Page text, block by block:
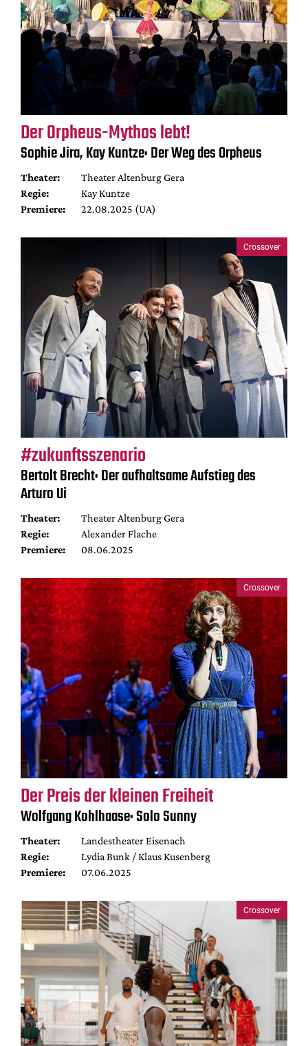
Der Orpheus-Mythos lebt!
Sophie Jira, Kay Kuntze: Der Weg des Orpheus
Theater:
Theater Altenburg Gera
Regie:
Kay Kuntze
Premiere:
22.08.2025 (UA)
Crossover
#zukunftsszenario
Bertolt Brecht: Der aufhaltsame Aufstieg des
Arturo Ui
Theater:
Theater Altenburg Gera
Regie:
Alexander Flache
Premiere:
08.06.2025
Crossover
Der Preis der kleinen Freiheit
Wolfgang Kohlhaase: Solo Sunny
Theater:
Landestheater Eisenach
Regie:
Lydia Bunk / Klaus Kusenberg
Premiere:
07.06.2025
Crossover